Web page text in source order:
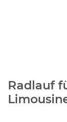
Radlauf